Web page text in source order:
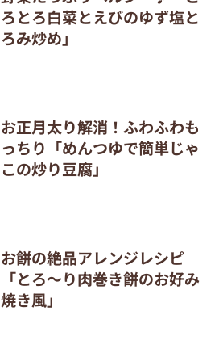
ろとろ白菜とえびのゆず塩と
ろみ炒め」
お正月太り解消！ふわふわも
っちり「めんつゆで簡単じゃ
この炒り豆腐」
お餅の絶品アレンジレシピ
「とろ～り肉巻き餅のお好み
焼き風」